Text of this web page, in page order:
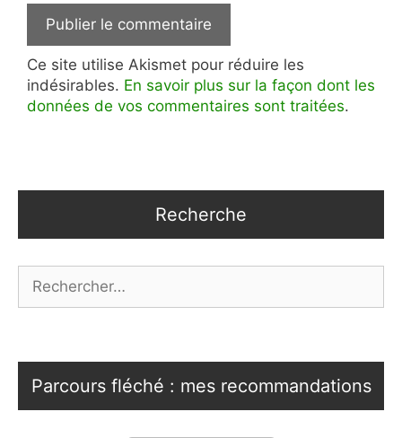
Ce site utilise Akismet pour réduire les
indésirables. En savoir plus sur la façon dont les
données de vos commentaires sont traitées.
Recherche
Parcours fléché : mes recommandations